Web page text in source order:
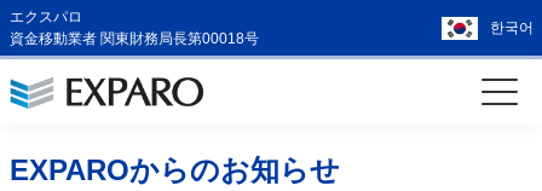
エクスパロ
資金移動業者 関東財務局長第00018号
한국어
EXPAROからのお知らせ